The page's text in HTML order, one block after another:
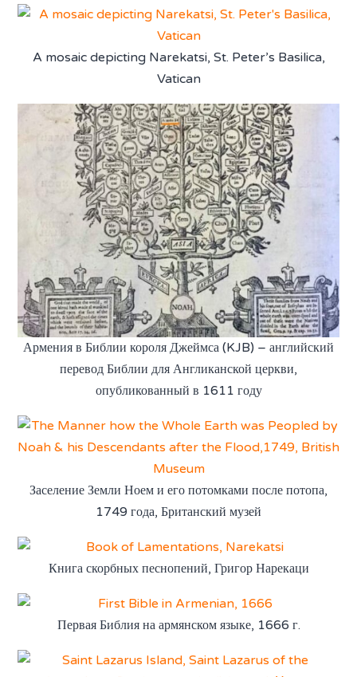
A mosaic depicting Narekatsi, St. Peter’s Basilica,
Vatican
Армения в Библии короля Джеймса (KJB) – английский
перевод Библии для Англиканской церкви,
опубликованный в 1611 году
Заселение Земли Ноем и его потомками после потопа,
1749 года, Британский музей
Книга скорбных песнопений, Григор Нарекаци
Первая Библия на армянском языке, 1666 г.